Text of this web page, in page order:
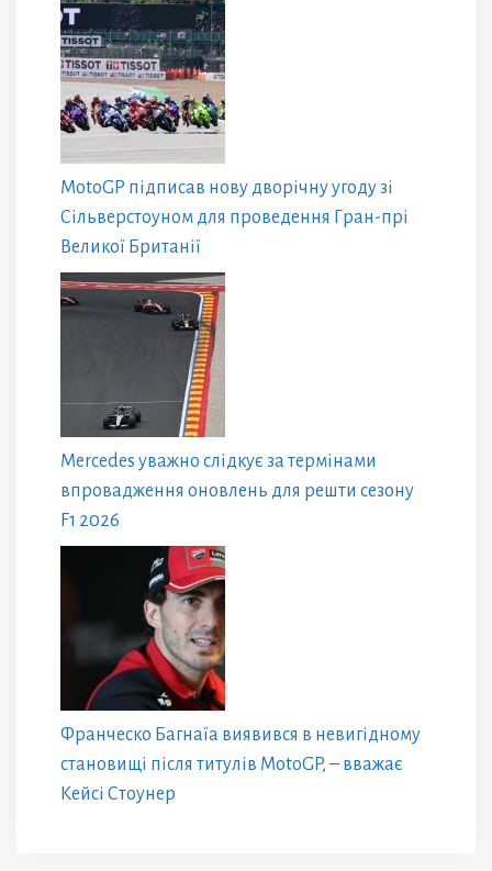
MotoGP підписав нову дворічну угоду зі
Сільверстоуном для проведення Гран-прі
Великої Британії
Mercedes уважно слідкує за термінами
впровадження оновлень для решти сезону
F1 2026
Франческо Багнаїа виявився в невигідному
становищі після титулів MotoGP, – вважає
Кейсі Стоунер